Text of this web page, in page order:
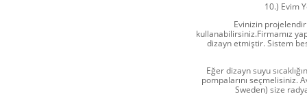
10.) Evim
Evinizin
kullanabilirsiniz.Firmamız
dizayn etmiştir. Sistem
Eğer dizayn suyu
pompalarını seçmelisiniz.
Sweden) size